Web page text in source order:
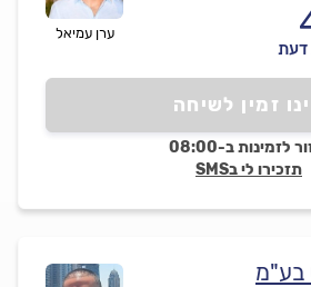
ערן עמיאל
דעת
זמין לשיחה
לזמינות ב-08:00
תזכירו לי בSMS
בע"מ